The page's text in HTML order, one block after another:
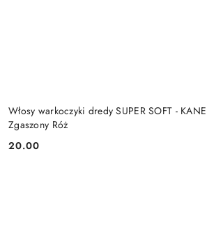
Włosy warkoczyki dredy SUPER SOFT -
Zgaszony Róż
Cena:
20.00